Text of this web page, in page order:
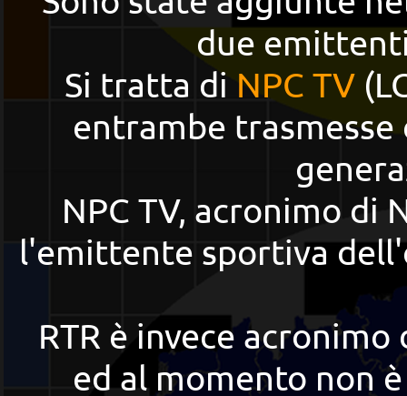
due
Si tratta di NPC TV
entrambe trasmesse
NPC TV, acronimo di
l'emittente sportiva
RTR è invece acronimo
ed al momento non